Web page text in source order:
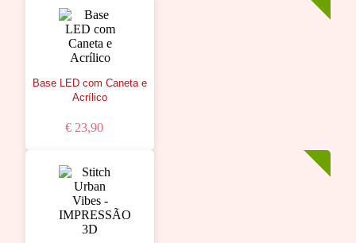
Base LED com Caneta e
Acrílico
€ 23,90